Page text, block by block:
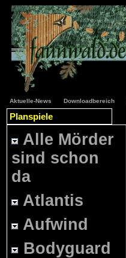
Aktuelle-News Downloadbereich
Planspiele
Alle Mörder
sind schon
da
Atlantis
Aufwind
Bodyguard